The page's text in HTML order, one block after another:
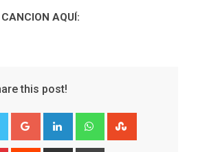
AQUÍ:
this post!
Google+ LinkedIn Whatsapp